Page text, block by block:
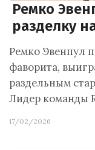
Ремко
разделку
Ремко Эвенпул
фаворита,
раздельным
Лидер команды
17/02/2026